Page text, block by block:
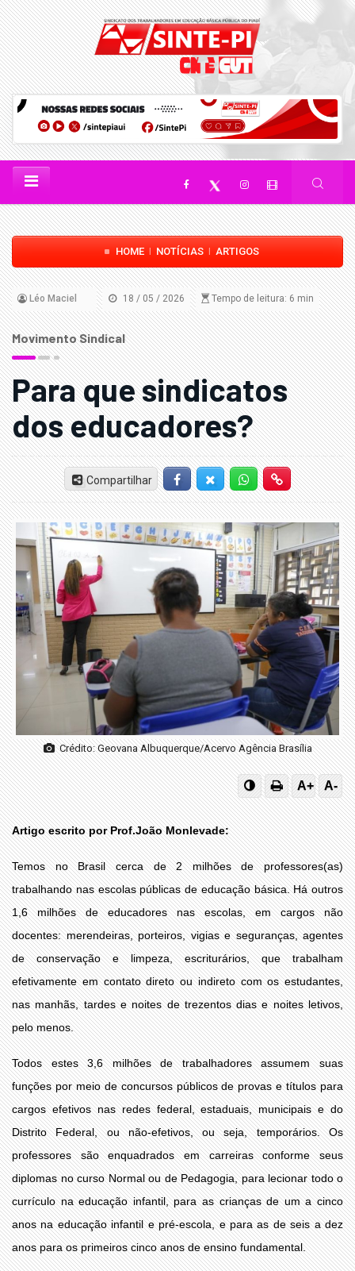
HOME| NOTÍCIAS| ARTIGOS
Léo Maciel 18 / 05 / 2026 Tempo de leitura: 6 min
Movimento Sindical
Para que sindicatos
dos educadores?
Compartilhar FacebookTwitter-XWhatsappHiperlink
Crédito: Geovana Albuquerque/Acervo Agência Brasília
A+ A-
Artigo escrito por Prof.João Monlevade:
Temos no Brasil cerca de 2 milhões de professores(as)
trabalhando nas escolas públicas de educação básica. Há outros
1,6 milhões de educadores nas escolas, em cargos não
docentes: merendeiras, porteiros, vigias e seguranças, agentes
de conservação e limpeza, escriturários, que trabalham
efetivamente em contato direto ou indireto com os estudantes,
nas manhãs, tardes e noites de trezentos dias e noites letivos,
pelo menos.
Todos estes 3,6 milhões de trabalhadores assumem suas
funções por meio de concursos públicos de provas e títulos para
cargos efetivos nas redes federal, estaduais, municipais e do
Distrito Federal, ou não-efetivos, ou seja, temporários. Os
professores são enquadrados em carreiras conforme seus
diplomas no curso Normal ou de Pedagogia, para lecionar todo o
currículo na educação infantil, para as crianças de um a cinco
anos na educação infantil e pré-escola, e para as de seis a dez
anos para os primeiros cinco anos de ensino fundamental.